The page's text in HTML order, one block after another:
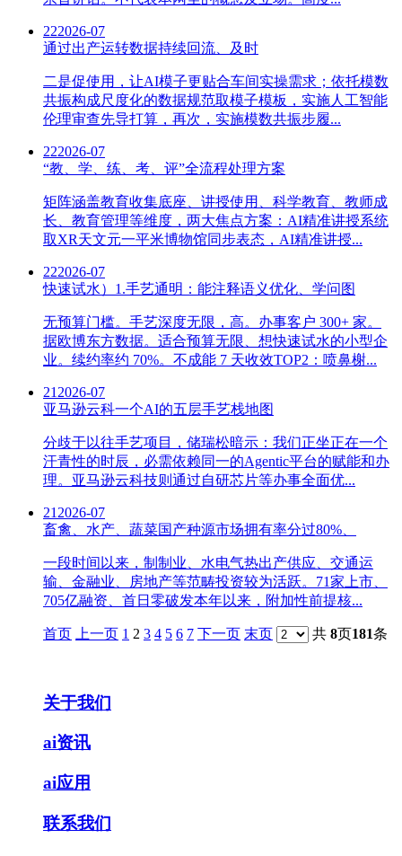
222026-07
通过出产运转数据持续回流、及时
二是促使用，让AI模子更贴合车间实操需求；依托模数
共振构成尺度化的数据规范取模子模板，实施人工智能
伦理审查先导打算，再次，实施模数共振步履...
222026-07
“教、学、练、考、评”全流程处理方案
矩阵涵盖教育收集底座、讲授使用、科学教育、教师成
长、教育管理等维度，两大焦点方案：AI精准讲授系统
取XR天文元一平米博物馆同步表态，AI精准讲授...
222026-07
快速试水）1.手艺通明：能注释语义优化、学问图
无预算门槛。手艺深度无限，高。办事客户 300+ 家。
据欧博东方数据。适合预算无限、想快速试水的小型企
业。续约率约 70%。不成能 7 天收效TOP2：喷鼻榭...
21 2026-07
亚马逊云科一个AI的五层手艺栈地图
分歧于以往手艺项目，储瑞松暗示：我们正坐正在一个
汗青性的时辰，必需依赖同一的Agentic平台的赋能和办
理。亚马逊云科技则通过自研芯片等办事全面优...
21 2026-07
畜禽、水产、蔬菜国产种源市场拥有率分过80%、
一段时间以来，制制业、水电气热出产供应、交通运
输、金融业、房地产等范畴投资较为活跃。71家上市、
705亿融资、首日零破发本年以来，附加性前提核...
首页 上一页 1 2 3 4 5 6 7 下一页 末页 共 8页181条
关于我们
ai资讯
ai应用
联系我们